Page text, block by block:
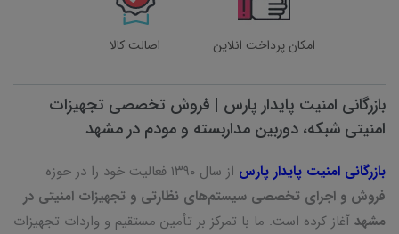
امکان پرداخت انلاین اصالت کالا
بازرگانی امنیت پایدار پارس | فروش تخصصی تجهیزات
امنیتی شبکه، دوربین مداربسته و مودم در مشهد
بازرگانی امنیت پایدار پارس از سال ۱۳۹۰ فعالیت خود را در حوزه
فروش و اجرای تخصصی سیستم‌های نظارتی و تجهیزات امنیتی در
مشهد آغاز کرده است. ما با تمرکز بر تأمین مستقیم و واردات تجهیزات